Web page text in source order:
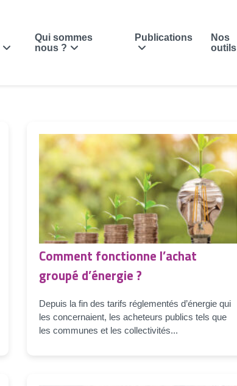
Qui sommes
nous ?
Publications
Nos
outils
Comment fonctionne l’achat
groupé d’énergie ?
Depuis la fin des tarifs réglementés d’énergie qui
les concernaient, les acheteurs publics tels que
les communes et les collectivités...